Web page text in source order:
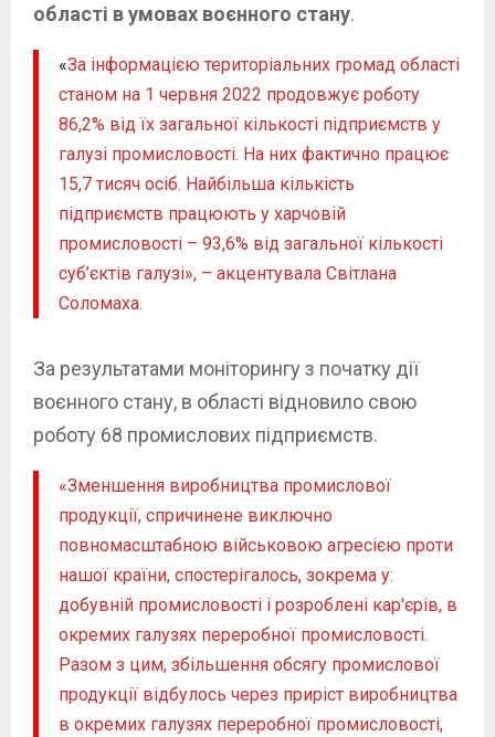
області в умовах воєнного стану.
«За інформацією територіальних громад області
станом на 1 червня 2022 продовжує роботу
86,2% від їх загальної кількості підприємств у
галузі промисловості. На них фактично працює
15,7 тисяч осіб. Найбільша кількість
підприємств працюють у харчовій
промисловості – 93,6% від загальної кількості
суб’єктів галузі», – акцентувала Світлана
Соломаха.
За результатами моніторингу з початку дії
воєнного стану, в області відновило свою
роботу 68 промислових підприємств.
«Зменшення виробництва промислової
продукції, спричинене виключно
повномасштабною військовою агресією проти
нашої країни, спостерігалось, зокрема у:
добувній промисловості і розроблені кар′єрів, в
окремих галузях переробної промисловості.
Разом з цим, збільшення обсягу промислової
продукції відбулось через приріст виробництва
в окремих галузях переробної промисловості,